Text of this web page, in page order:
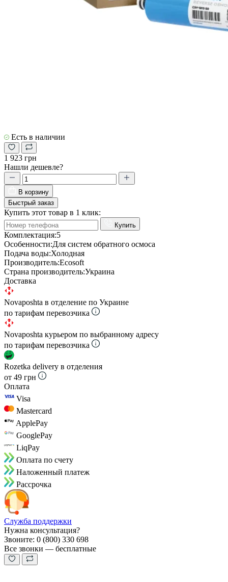
Есть в наличии
1 923 грн
Нашли дешевле?
В корзину
Быстрый заказ
Купить этот товар в 1 клик:
Купить
Комплектация:5
Особенности:Для систем обратного осмоса
Подача воды:Холодная
Производитель:Ecosoft
Страна производитель:Украина
Доставка
Novaposhta в отделение по Украине
по тарифам перевозчика
Novaposhta курьером по выбранному адресу
по тарифам перевозчика
Rozetka delivery в отделения
от 49 грн
Оплата
Visa
Mastercard
ApplePay
GooglePay
LiqPay
Оплата по счету
Наложенный платеж
Рассрочка
Служба поддержки
Нужна консультация?
Звоните: 0 (800) 330 698
Все звонки — бесплатные